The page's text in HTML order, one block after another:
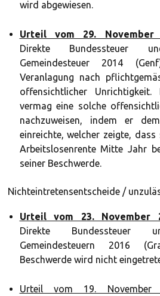
wird abgewiesen.
Urteil vom 29. November
Direkte Bundessteuer
Gemeindesteuer 2014
Veranlagung nach
offensichtlicher Unrichtigkeit.
vermag eine solche
nachzuweisen, indem er
einreichte, welcher zeigte,
Arbeitslosenrente Mitte Jahr
seiner Beschwerde.
Nichteintretensentscheide /
Urteil vom 23. November
Direkte Bundessteuer
Gemeindesteuern 2016
Beschwerde wird nicht
Urteil vom 19. November